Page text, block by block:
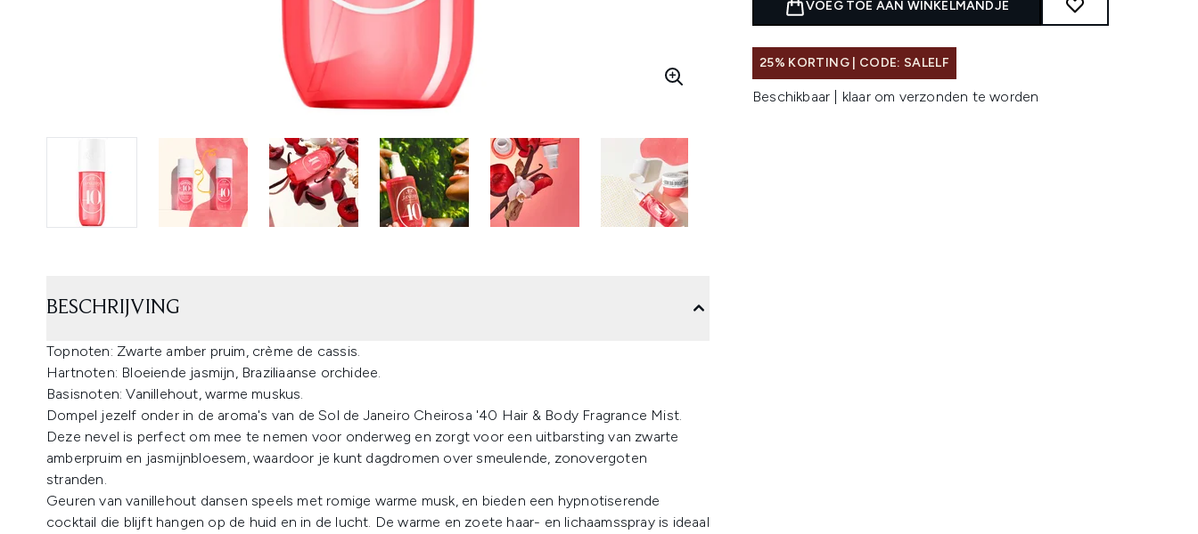
VOEG TOE AAN WINKELMANDJE
25% KORTING | CODE: SALELF
Beschikbaar | klaar om verzonden te worden
BESCHRIJVING
Topnoten: Zwarte amber pruim, crème de cassis.
Hartnoten: Bloeiende jasmijn, Braziliaanse orchidee.
Basisnoten: Vanillehout, warme muskus.
Dompel jezelf onder in de aroma's van de Sol de Janeiro Cheirosa '40 Hair & Body Fragrance Mist.
Deze nevel is perfect om mee te nemen voor onderweg en zorgt voor een uitbarsting van zwarte
amberpruim en jasmijnbloesem, waardoor je kunt dagdromen over smeulende, zonovergoten
stranden.
Geuren van vanillehout dansen speels met romige warme musk, en bieden een hypnotiserende
cocktail die blijft hangen op de huid en in de lucht. De warme en zoete haar- en lichaamsspray is ideaal